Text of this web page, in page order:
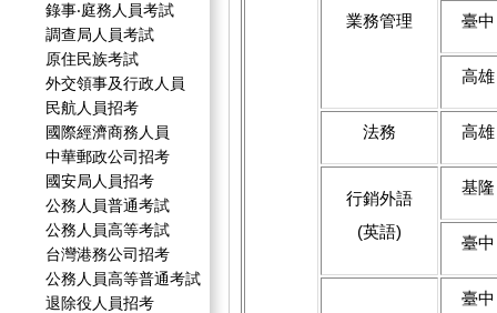
錄事‧庭務人員考試
調查局人員考試
原住民族考試
外交領事及行政人員
民航人員招考
國際經濟商務人員
中華郵政公司招考
國安局人員招考
公務人員普通考試
公務人員高等考試
台灣港務公司招考
公務人員高等普通考試
退除役人員招考
業務管理 臺中
高雄
法務 高雄
行銷外語
(英語)
基隆
臺中
臺中